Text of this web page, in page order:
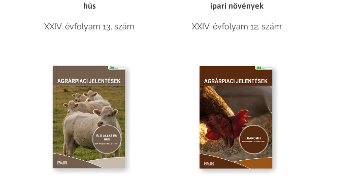
hús
XXIV. évfolyam 13. szám
ipari növények
XXIV. évfolyam 12. szám